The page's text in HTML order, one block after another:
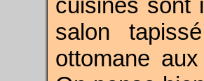
cuisines sont
salon
ottomane